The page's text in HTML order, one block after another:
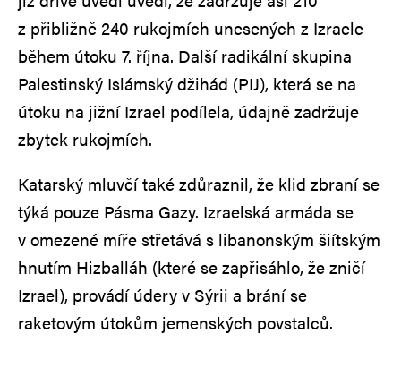
z přibližně 240 rukojmích unesených z Izraele
během útoku 7. října. Další radikální skupina
Palestinský Islámský džihád (PIJ), která se na
útoku na jižní Izrael podílela, údajně zadržuje
zbytek rukojmích.
Katarský mluvčí také zdůraznil, že klid zbraní se
týká pouze Pásma Gazy. Izraelská armáda se
v omezené míře střetává s libanonským šiítským
hnutím Hizballáh (které se zapřisáhlo, že zničí
Izrael), provádí údery v Sýrii a brání se
raketovým útokům jemenských povstalců.